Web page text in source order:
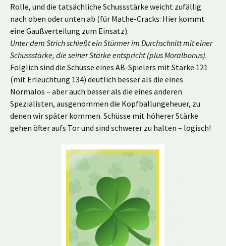
Rolle, und die tatsächliche Schussstärke weicht zufällig
nach oben oder unten ab (für Mathe-Cracks: Hier kommt
eine Gaußverteilung zum Einsatz).
Unter dem Strich schießt ein Stürmer im Durchschnitt mit einer
Schussstärke, die seiner Stärke entspricht (plus Moralbonus).
Folglich sind die Schüsse eines AB-Spielers mit Stärke 121
(mit Erleuchtung 134) deutlich besser als die eines
Normalos – aber auch besser als die eines anderen
Spezialisten, ausgenommen die Kopfballungeheuer, zu
denen wir später kommen. Schüsse mit höherer Stärke
gehen öfter aufs Tor und sind schwerer zu halten – logisch!